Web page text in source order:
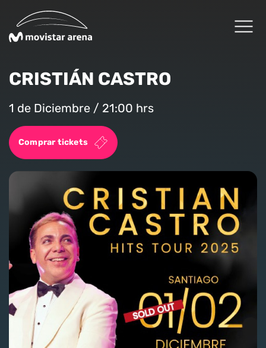
Cartelera
Arena Fans
Experiencias Premium
Reservas
Nosotros
Contacto
CRISTIÁN CASTRO
1 de Diciembre / 21:00 hrs
Comprar tickets